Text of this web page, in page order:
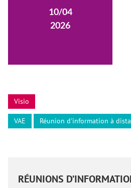
10/04
2026
Visio
VAE Réunion d'information à
RÉUNIONS